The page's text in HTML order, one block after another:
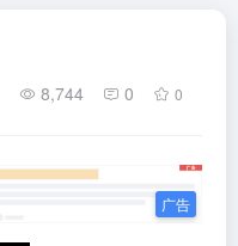
8,744 0 0